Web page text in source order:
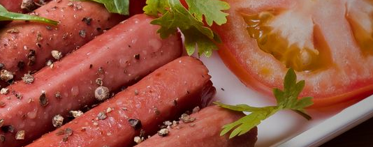
Keress receptjeink
között
Keresés